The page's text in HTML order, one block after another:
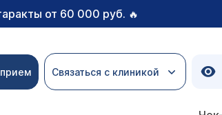
от 60 000 руб. 🔥
прием Связаться с клиникой